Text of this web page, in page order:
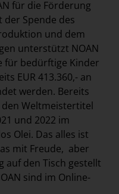
für die Förderung
Spende des
und dem
unterstützt NOAN
für bedürftige Kinder
EUR 413.360,- an
werden. Bereits
den Weltmeistertitel
und 2022 im
Olei. Das alles ist
mit Freude, aber
auf den Tisch gestellt
sind im Online-